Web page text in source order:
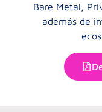
Bare Metal,
además de